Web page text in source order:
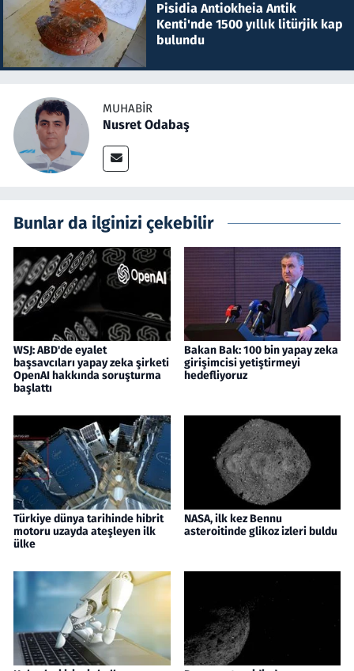
Pisidia Antiokheia Antik
Kenti'nde 1500 yıllık litürjik kap
bulundu
MUHABIR
Nusret Odabaş
Bunlar da ilginizi çekebilir
WSJ: ABD'de eyalet
başsavcıları yapay zeka şirketi
OpenAI hakkında soruşturma
başlattı
Bakan Bak: 100 bin yapay zeka
girişimcisi yetiştirmeyi
hedefliyoruz
Türkiye dünya tarihinde hibrit
motoru uzayda ateşleyen ilk
ülke
NASA, ilk kez Bennu
asteroitinde glikoz izleri buldu